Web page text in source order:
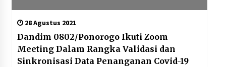
28 Agustus 2021
Dandim 0802/Ponorogo Ikuti Zoom
Meeting Dalam Rangka Validasi dan
Sinkronisasi Data Penanganan Covid-19